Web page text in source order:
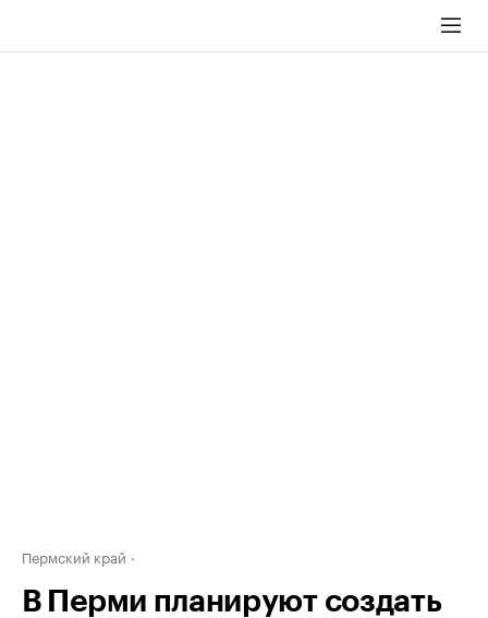
Пермский край
В Перми планируют создать